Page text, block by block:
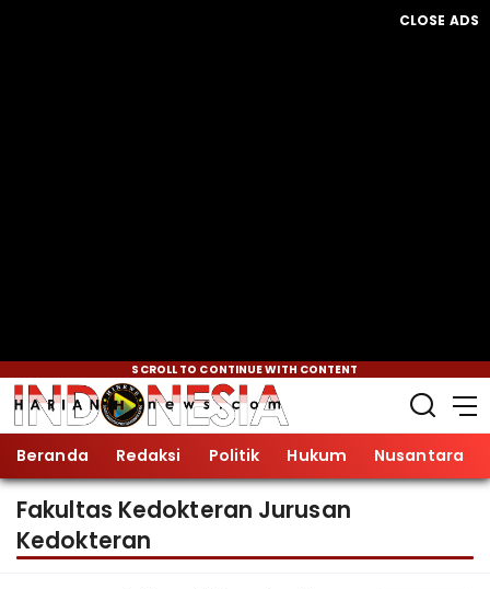
CLOSE ADS
SCROLL TO CONTINUE WITH CONTENT
Beranda Redaksi Politik Hukum Nusantara
Fakultas Kedokteran Jurusan
Kedokteran